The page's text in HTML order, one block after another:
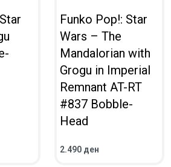
Funko Pop!: Star
Wars – The
Mandalorian with
Grogu in Imperial
Remnant AT-RT
#837 Bobble-
Head
2.490 ден
ВО КОШНИЧКА